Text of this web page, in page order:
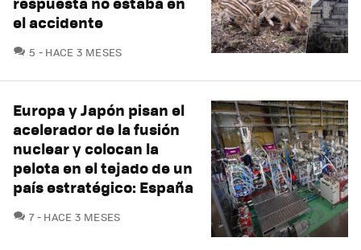
el accidente
5 COMENTARIOS
HACE 3 MESES
Europa y Japón pisan el
acelerador de la fusión
nuclear y colocan la
pelota en el tejado de un
país estratégico: España
7COMENTARIOS
HACE 3 MESES